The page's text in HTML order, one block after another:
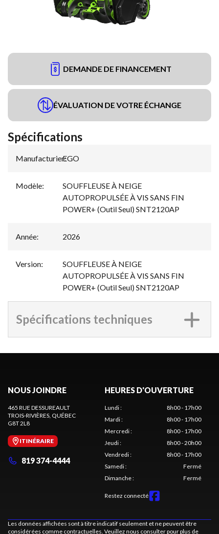
DEMANDE DE FINANCEMENT
ÉVALUATION DE VOTRE ÉCHANGE
Spécifications
Manufacturier:
EGO
Modèle:
SOUFFLEUSE À NEIGE
AUTOPROPULSÉE À VIS SANS FIN
POWER+ (Outil Seul) SNT2120AP
Année: 2026
Version:
SOUFFLEUSE À NEIGE
AUTOPROPULSÉE À VIS SANS FIN
POWER+ (Outil Seul) SNT2120AP
Spécifications techniques
NOUS JOINDRE
465 RUE DESSUREAULT
TROIS-RIVIÈRES, QUÉBEC
G8T 2L8
ITINÉRAIRE
819 374-4444
HEURES D'OUVERTURE
Lundi:
8h00 - 17h00
Mardi:
8h00 - 17h00
Mercredi:
8h00 - 17h00
Jeudi:
8h00 - 20h00
Vendredi:
8h00 - 17h00
Samedi:
Fermé
Dimanche: Fermé
Restez connecté
Les données affichées sont à titre indicatif seulement et ne peuvent être
considérées comme contractuelles. Veuillez nous consulter pour plus de